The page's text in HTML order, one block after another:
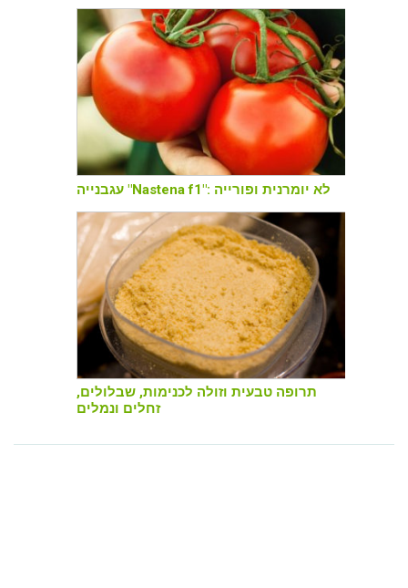
עגבנייה "Nastena f1": לא יומרנית ופורייה
תרופה טבעית וזולה לכנימות, שבלולים,
זחלים ונמלים